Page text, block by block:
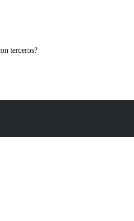
terceros?